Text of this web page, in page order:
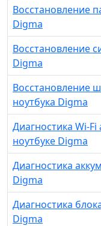
Восстановление
Digma
Восстановление
Digma
Восстановление
ноутбука Digma
Диагностика Wi-Fi
ноутбуке Digma
Диагностика
Digma
Диагностика
Digma